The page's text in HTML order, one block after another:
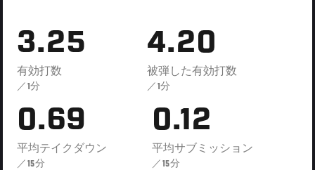
3.25
有効打数
／1分
4.20
被弾した有効打数
／1分
0.69
平均テイクダウン
／15分
0.12
平均サブミッション
／15分